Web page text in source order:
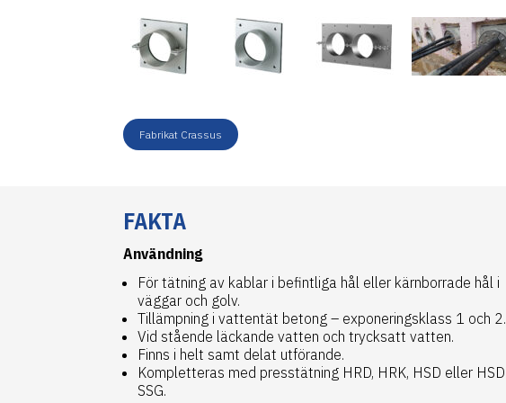
Fabrikat Crassus
FAKTA
Användning
För tätning av kablar i befintliga hål eller kärnborrade hål i
väggar och golv.
Tillämpning i vattentät betong – exponeringsklass 1 och 2.
Vid stående läckande vatten och trycksatt vatten.
Finns i helt samt delat utförande.
Kompletteras med presstätning HRD, HRK, HSD eller HSD
SSG.